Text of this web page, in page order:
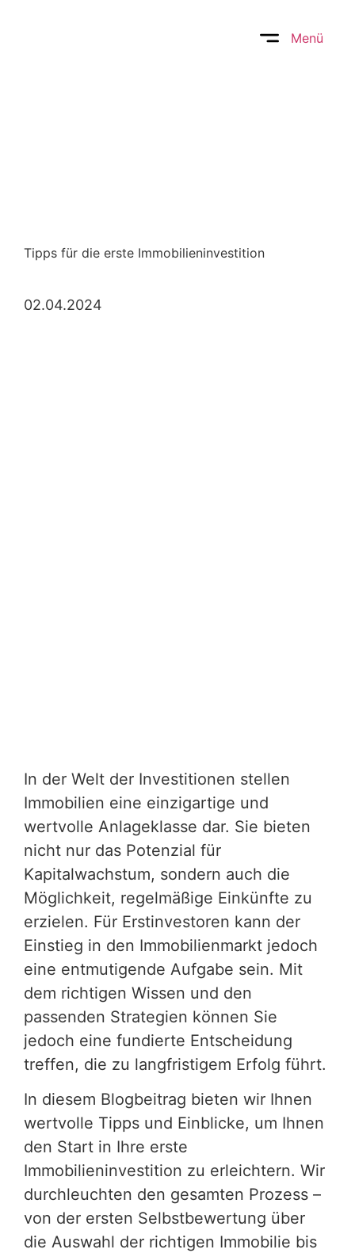
Menü
Tipps für die erste Immobilieninvestition
02.04.2024
In der Welt der Investitionen stellen
Immobilien eine einzigartige und
wertvolle Anlageklasse dar. Sie bieten
nicht nur das Potenzial für
Kapitalwachstum, sondern auch die
Möglichkeit, regelmäßige Einkünfte zu
erzielen. Für Erstinvestoren kann der
Einstieg in den Immobilienmarkt jedoch
eine entmutigende Aufgabe sein. Mit
dem richtigen Wissen und den
passenden Strategien können Sie
jedoch eine fundierte Entscheidung
treffen, die zu langfristigem Erfolg führt.
In diesem Blogbeitrag bieten wir Ihnen
wertvolle Tipps und Einblicke, um Ihnen
den Start in Ihre erste
Immobilieninvestition zu erleichtern. Wir
durchleuchten den gesamten Prozess –
von der ersten Selbstbewertung über
die Auswahl der richtigen Immobilie bis